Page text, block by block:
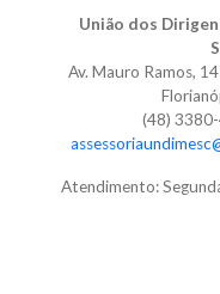
União dos
Av. Mauro Ramos,
(48)
Atendimento: